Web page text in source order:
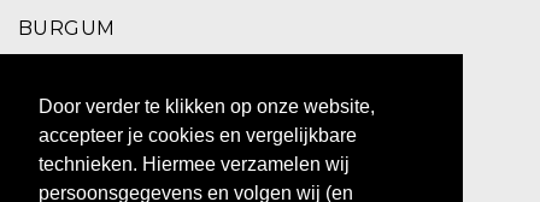
Door verder te klikken op onze website,
accepteer je cookies en vergelijkbare
technieken. Hiermee verzamelen wij
persoonsgegevens en volgen wij (en
BURGUM
9251 EC Burgum
0511 469 260